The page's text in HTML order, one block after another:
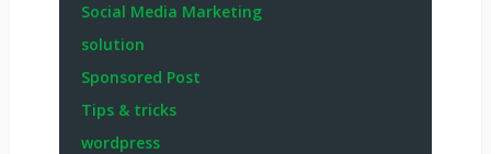
Social Media Marketing
solution
Sponsored Post
Tips & tricks
wordpress